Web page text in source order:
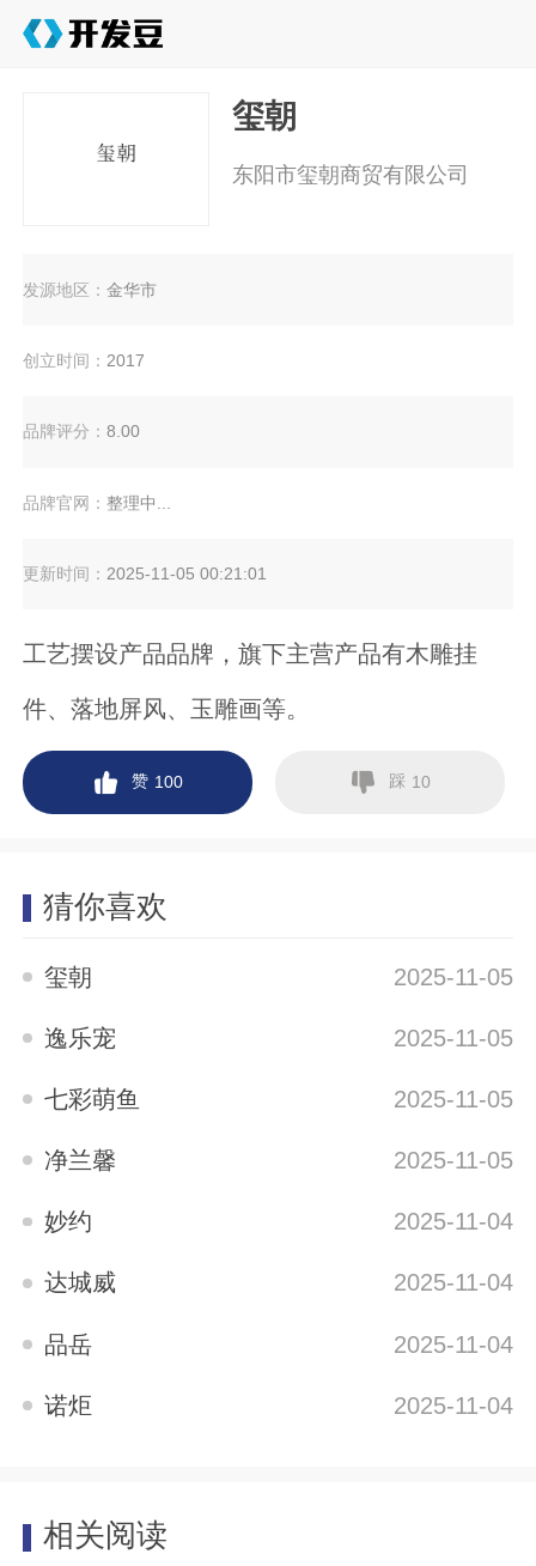
玺朝
东阳市玺朝商贸有限公司
发源地区：金华市
创立时间： 2017
品牌评分：8.00
品牌官网：整理中...
更新时间： 2025-11-05 00:21:01
工艺摆设产品品牌，旗下主营产品有木雕挂
件、落地屏风、玉雕画等。
赞 100 踩 10
猜你喜欢
玺朝 2025-11-05
逸乐宠 2025-11-05
七彩萌鱼 2025-11-05
净兰馨 2025-11-05
妙约 2025-11-04
达城威 2025-11-04
品岳 2025-11-04
诺炬 2025-11-04
相关阅读